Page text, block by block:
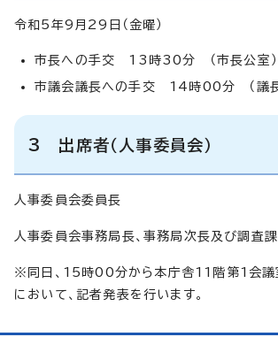
令和5年9月29日（金曜）
市長への手交 13時30分 （市長公室）
市議会議長への手交 14時00分 （議長
3 出席者（人事委員会）
人事委員会委員長
人事委員会事務局長、事務局次長及び調査
※同日、15時00分から本庁舎11階第1会議
において、記者発表を行います。